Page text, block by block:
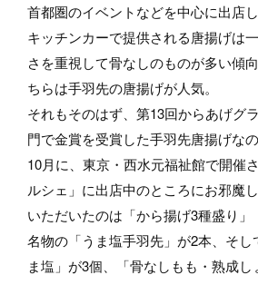
首都圏のイベントなどを中心に出店し
キッチンカーで提供される唐揚げは
さを重視して骨なしのものが多い傾
ちらは手羽先の唐揚げが人気。
それもそのはず、第13回からあげグ
門で金賞を受賞した手羽先唐揚げなの
10月に、東京・西水元福祉館で開催
ルシェ」に出店中のところにお邪魔し
いただいたのは「から揚げ3種盛り」
名物の「うま塩手羽先」が2本、そし
ま塩」が3個、「骨なしもも・熟成し